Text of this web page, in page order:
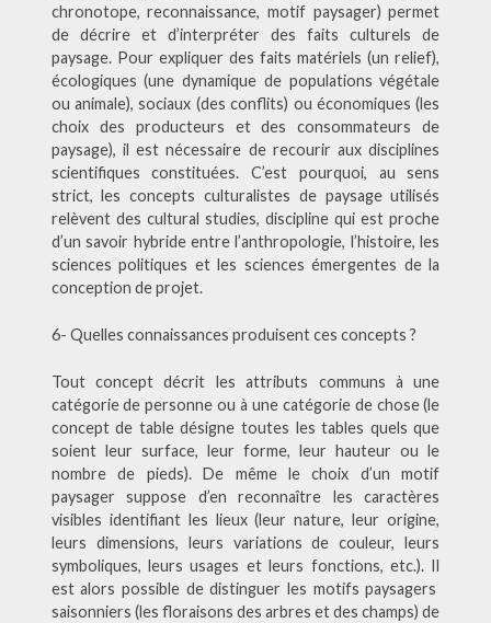
chronotope, reconnaissance, motif paysager) permet
de décrire et d’interpréter des faits culturels de
paysage. Pour expliquer des faits matériels (un relief),
écologiques (une dynamique de populations végétale
ou animale), sociaux (des conflits) ou économiques (les
choix des producteurs et des consommateurs de
paysage), il est nécessaire de recourir aux disciplines
scientifiques constituées. C’est pourquoi, au sens
strict, les concepts culturalistes de paysage utilisés
relèvent des cultural studies, discipline qui est proche
d’un savoir hybride entre l’anthropologie, l’histoire, les
sciences politiques et les sciences émergentes de la
conception de projet.
6- Quelles connaissances produisent ces concepts ?
Tout concept décrit les attributs communs à une
catégorie de personne ou à une catégorie de chose (le
concept de table désigne toutes les tables quels que
soient leur surface, leur forme, leur hauteur ou le
nombre de pieds). De même le choix d’un motif
paysager suppose d’en reconnaître les caractères
visibles identifiant les lieux (leur nature, leur origine,
leurs dimensions, leurs variations de couleur, leurs
symboliques, leurs usages et leurs fonctions, etc.). Il
est alors possible de distinguer les motifs paysagers
saisonniers (les floraisons des arbres et des champs) de